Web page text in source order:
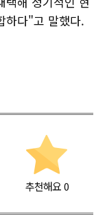
하다"고 말했다.
추천해요 0